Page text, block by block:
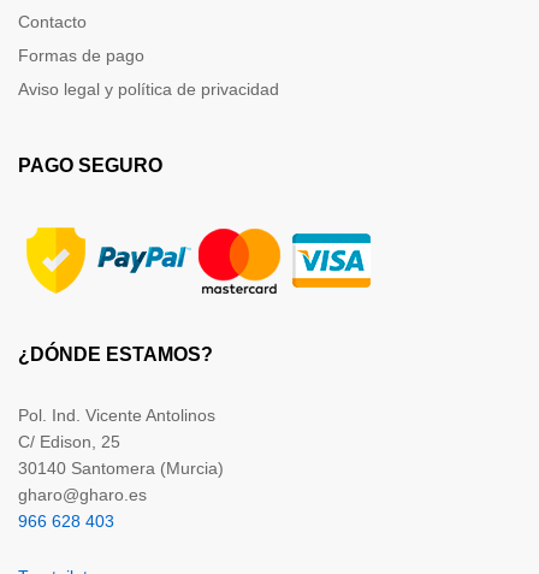
Contacto
Formas de pago
Aviso legal y política de privacidad
PAGO SEGURO
¿DÓNDE ESTAMOS?
Pol. Ind. Vicente Antolinos
C/ Edison, 25
30140 Santomera (Murcia)
gharo@gharo.es
966 628 403